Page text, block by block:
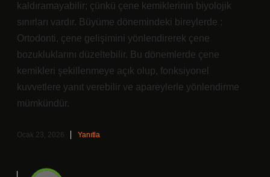
kaldıramayabilir; çünkü çene kemiklerinin biyolojik
sınırları vardır. Büyüme dönemindeki bireylerde :
Ortodonti, çene gelişimini yönlendirerek çene
bozukluklarını düzeltebilir. Bu dönemlerde çene
kemikleri şekillenmeye açık olup, fonksiyonel
kuvvetlere yanıt verebilir ve apareylerle yönlendirme
mümkündür.
Ocak 23, 2026 Yanıtla